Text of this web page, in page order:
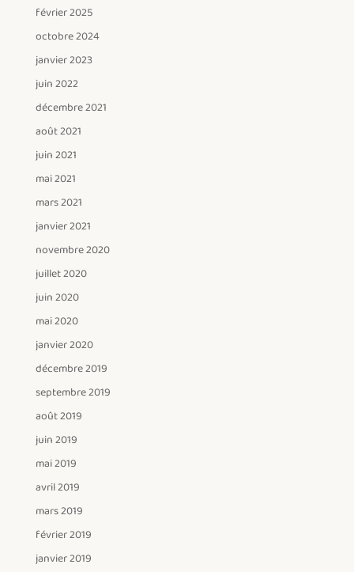
février 2025
octobre 2024
janvier 2023
juin 2022
décembre 2021
août 2021
juin 2021
mai 2021
mars 2021
janvier 2021
novembre 2020
juillet 2020
juin 2020
mai 2020
janvier 2020
décembre 2019
septembre 2019
août 2019
juin 2019
mai 2019
avril 2019
mars 2019
février 2019
janvier 2019